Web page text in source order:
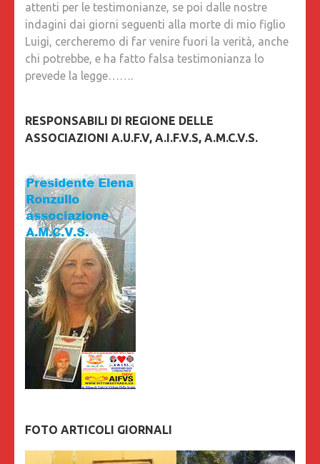
attenti per le testimonianze, se poi dalle nostre
indagini dai giorni seguenti alla morte di mio figlio
Luigi, cercheremo di far venire fuori la verità, anche
chi potrebbe, e ha fatto falsa testimonianza lo
prevede la legge…….
RESPONSABILI DI REGIONE DELLE
ASSOCIAZIONI A.U.F.V, A.I.F.V.S, A.M.C.V.S.
FOTO ARTICOLI GIORNALI